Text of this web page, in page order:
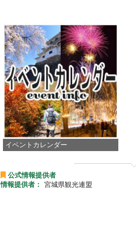
イベントカレンダー
公式情報提供者
情報提供者：
宮城県観光連盟